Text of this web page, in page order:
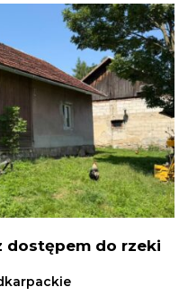
dostępem do rzeki